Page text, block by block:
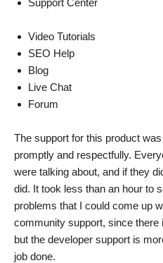
Video Tutorials
SEO Help
Blog
Live Chat
Forum
The support for this product
promptly and respectfully.
were talking about, and if they
did. It took less than an hour to
problems that I could come up
community support, since there
but the developer support is
job done.